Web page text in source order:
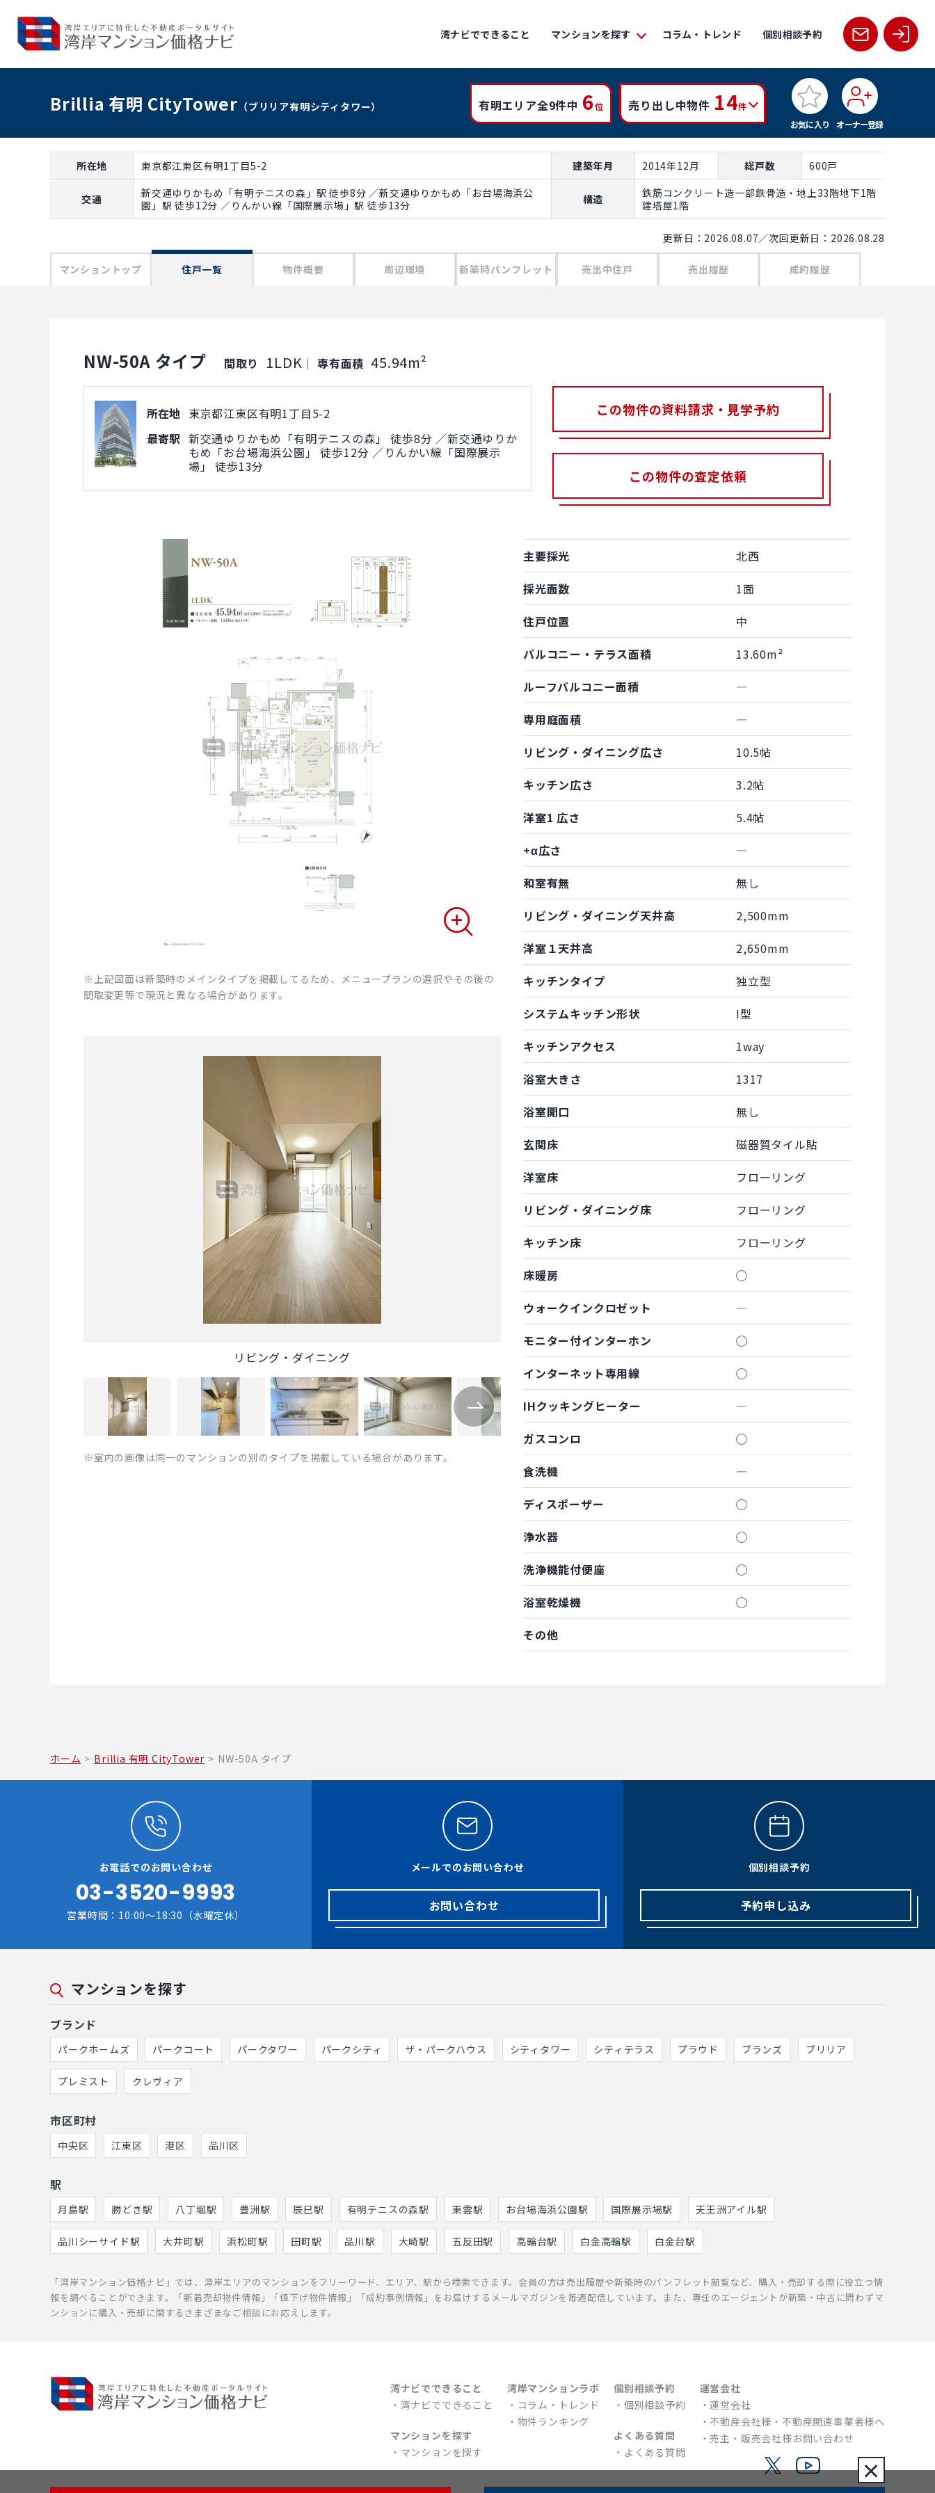
湾ナビでできること マンションを探す コラム・トレンド 個別相談予約
Brillia 有明 CityTower （ブリリア有明シティタワー） 有明エリア全9件中 6位 売り出し中物件 14件
お気に入り
オーナー登録
所在地 東京都江東区有明1丁目5-2 建築年月 2014年12月 総戸数 600戸
交通
新交通ゆりかもめ「有明テニスの森」駅 徒歩8分 ／新交通ゆりかもめ「お台場海浜公
園」駅 徒歩12分 ／りんかい線「国際展示場」駅 徒歩13分
構造
鉄筋コンクリート造一部鉄骨造・地上33階地下1階
建塔屋1階
更新日：2026.08.07／次回更新日：2026.08.28
マンショントップ 住戸一覧 物件概要 周辺環境 新築時パンフレット 売出中住戸 売出履歴 成約履歴
×
NW-50A タイプ 間取り 1LDK ｜専有面積 45.94m²
所在地 東京都江東区有明1丁目5-2
最寄駅 新交通ゆりかもめ「有明テニスの森」 徒歩8分 ／新交通ゆりか
もめ「お台場海浜公園」 徒歩12分 ／りんかい線「国際展示
場」 徒歩13分
この物件の資料請求・見学予約
この物件の査定依頼
※上記図面は新築時のメインタイプを掲載してるため、メニュープランの選択やその後の
間取変更等で現況と異なる場合があります。
リビング・ダイニング
※室内の画像は同一のマンションの別のタイプを掲載している場合があります。
主要採光
北西
採光面数
1面
住戸位置
中
バルコニー・テラス面積
13.60m²
ルーフバルコニー面積
―
専用庭面積
―
リビング・ダイニング広さ
10.5帖
キッチン広さ
3.2帖
洋室1 広さ
5.4帖
+α広さ
―
和室有無
無し
リビング・ダイニング天井高
2,500mm
洋室１天井高
2,650mm
キッチンタイプ
独立型
システムキッチン形状
I型
キッチンアクセス
1way
浴室大きさ
1317
浴室開口
無し
玄関床
磁器質タイル貼
洋室床
フローリング
リビング・ダイニング床
フローリング
キッチン床
フローリング
床暖房
◯
ウォークインクロゼット
―
モニター付インターホン
◯
インターネット専用線
◯
IHクッキングヒーター
―
ガスコンロ
◯
食洗機
―
ディスポーザー
◯
浄水器
◯
洗浄機能付便座
◯
浴室乾燥機
◯
その他
ホーム > Brillia 有明 CityTower > NW-50A タイプ
お電話でのお問い合わせ
03-3520-9993
営業時間：10:00～18:30（水曜定休）
メールでのお問い合わせ
お問い合わせ
個別相談予約
予約申し込み
マンションを探す
ブランド
パークホームズ パークコート パークタワー パークシティ ザ・パークハウス シティタワー シティテラス プラウド ブランズ ブリリア
プレミスト クレヴィア
市区町村
中央区 江東区 港区 品川区
駅
月島駅 勝どき駅 八丁堀駅 豊洲駅 辰巳駅 有明テニスの森駅 東雲駅 お台場海浜公園駅 国際展示場駅 天王洲アイル駅
品川シーサイド駅 大井町駅 浜松町駅 田町駅 品川駅 大崎駅 五反田駅 高輪台駅 白金高輪駅 白金台駅
「湾岸マンション価格ナビ」では、湾岸エリアのマンションをフリーワード、エリア、駅から検索できます。会員の方は売出履歴や新築時のパンフレット閲覧など、購入・売却する際に役立つ情
報を調べることができます。「新着売却物件情報」「値下げ物件情報」「成約事例情報」をお届けするメールマガジンを毎週配信しています。また、専任のエージェントが新築・中古に問わずマ
ンションに購入・売却に関するさまざまなご相談にお応えします。
湾ナビでできること
湾ナビでできること
マンションを探す
マンションを探す
湾岸マンションラボ
コラム・トレンド
物件ランキング
個別相談予約
個別相談予約
よくある質問
よくある質問
運営会社
運営会社
不動産会社様・不動産関連事業者様へ
売主・販売会社様お問い合わせ